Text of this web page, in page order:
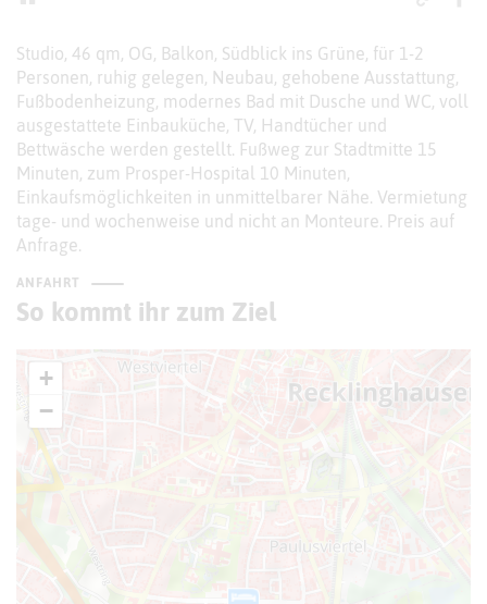
Studio, 46 qm, OG, Balkon, Südblick ins Grüne, für 1-2
Personen, ruhig gelegen, Neubau, gehobene Ausstattung,
Fußbodenheizung, modernes Bad mit Dusche und WC, voll
ausgestattete Einbauküche, TV, Handtücher und
Bettwäsche werden gestellt. Fußweg zur Stadtmitte 15
Minuten, zum Prosper-Hospital 10 Minuten,
Einkaufsmöglichkeiten in unmittelbarer Nähe. Vermietung
tage- und wochenweise und nicht an Monteure. Preis auf
Anfrage.
ANFAHRT
So kommt ihr zum Ziel
+
−